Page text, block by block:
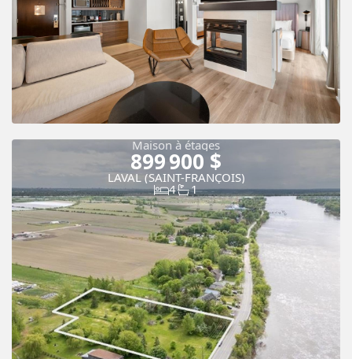
Vue panoramique Piscine
Maison à étages
899 900 $
LAVAL (SAINT-FRANÇOIS)
4 1